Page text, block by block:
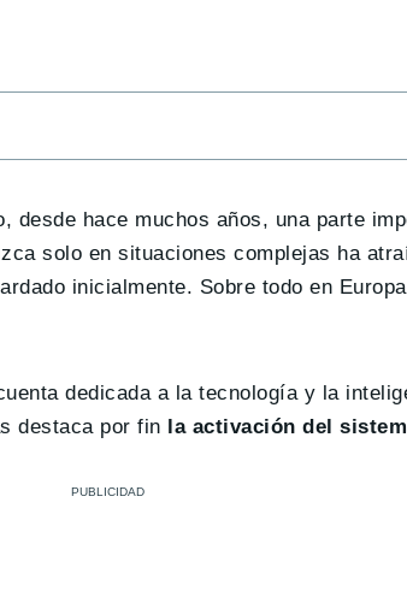
desde hace muchos años, una parte
solo en situaciones complejas ha
inicialmente. Sobre todo en
dedicada a la tecnología y la
destaca por fin
la activación del